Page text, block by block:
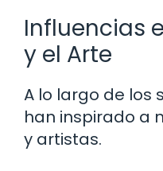
Influencias
y el Arte
A lo largo de los
han inspirado a
y artistas.